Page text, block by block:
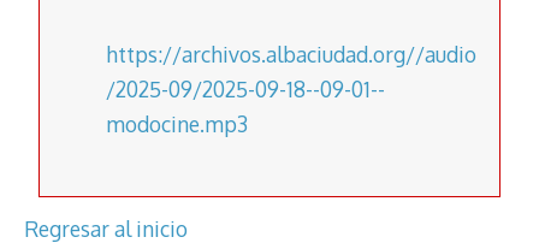
https://archivos.albaciudad.org//audio
/2025-09/2025-09-18--09-01--
modocine.mp3
Regresar al inicio